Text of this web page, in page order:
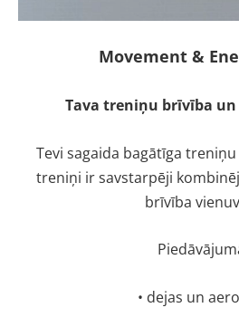
Movement &
Tava treniņu brīvība
Tevi sagaida bagātīga
treniņi ir savstarpēji
brīvība
• dejas un